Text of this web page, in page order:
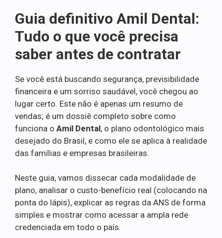
Guia definitivo Amil Dental:
Tudo o que você precisa
saber antes de contratar
Se você está buscando segurança, previsibilidade
financeira e um sorriso saudável, você chegou ao
lugar certo. Este não é apenas um resumo de
vendas; é um dossiê completo sobre como
funciona o Amil Dental, o plano odontológico mais
desejado do Brasil, e como ele se aplica à realidade
das famílias e empresas brasileiras.
Neste guia, vamos dissecar cada modalidade de
plano, analisar o custo-benefício real (colocando na
ponta do lápis), explicar as regras da ANS de forma
simples e mostrar como acessar a ampla rede
credenciada em todo o país.